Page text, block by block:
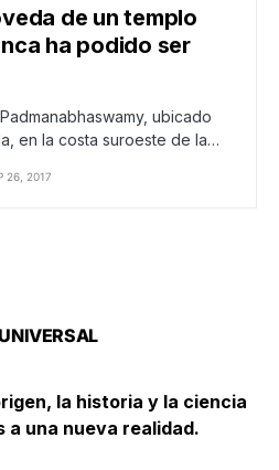
de un templo
ha podido ser
ubicado
en la costa suroeste de la…
26, 2017
la historia y la ciencia
a una nueva realidad.